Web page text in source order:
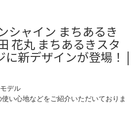
シャイン まちあるき
花丸 まちあるきスタ
に新デザインが登場！ |
デル
い心地などをご紹介いただいておりま